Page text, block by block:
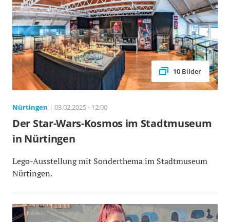
10 Bilder
Nürtingen | 03.02.2025 - 12:00
Der Star-Wars-Kosmos im Stadtmuseum
in Nürtingen
Lego-Ausstellung mit Sonderthema im Stadtmuseum
Nürtingen.